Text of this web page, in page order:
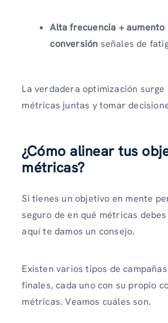
Alta frecuencia +
conversión señales de
La verdadera optimización
métricas juntas y tomar
¿Cómo alinear tus
métricas?
Si tienes un objetivo en mente
seguro de en qué métricas
aquí te damos un consejo.
Existen varios tipos de
finales, cada uno con su propio
métricas. Veamos cuáles son.